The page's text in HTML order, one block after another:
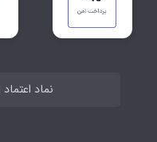
نماد